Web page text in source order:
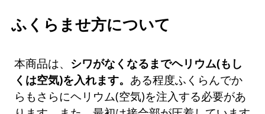
ふくらませ方について
本商品は、 シワがなくなるまでヘリウム(もし
くは空気)を入れます。 ある程度ふくらんでか
らもさらにヘリウム(空気)を注入する必要があ